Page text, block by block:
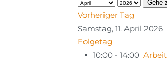
Gehe
Vorheriger Tag
Samstag, 11. April 2026
Folgetag
10:00 - 14:00